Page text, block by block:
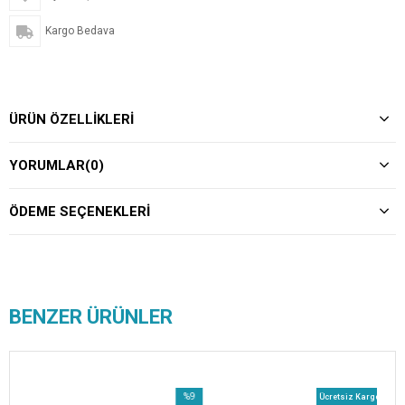
Kargo Bedava
ÜRÜN ÖZELLIKLERI
YORUMLAR(0)
ÖDEME SEÇENEKLERI
BENZER ÜRÜNLER
%9
Ücretsiz Kargo